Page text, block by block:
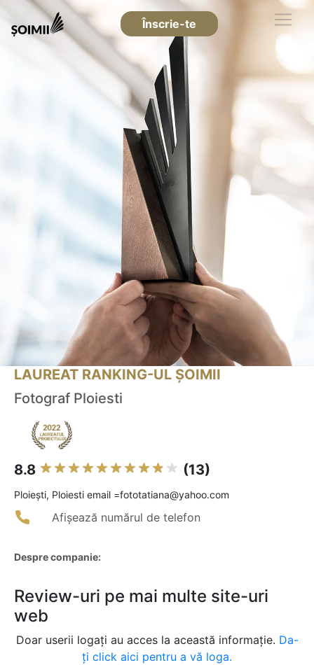
Înscrie-te
LAUREAT RANKING-UL ȘOIMII
Fotograf Ploiesti
8.8 (13)
Ploieşti, Ploiesti email =fototatiana@yahoo.com
Afișează numărul de telefon
Despre companie:
Review-uri pe mai multe site-uri
web
Doar userii logați au acces la această informație. Da-
ți click aici pentru a vă loga.